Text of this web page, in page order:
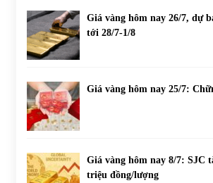
Giá vàng hôm nay 26/7, dự
tới 28/7-1/8
Giá vàng hôm nay 25/7:
Giá vàng hôm nay 8/7: SJC
triệu đồng/lượng